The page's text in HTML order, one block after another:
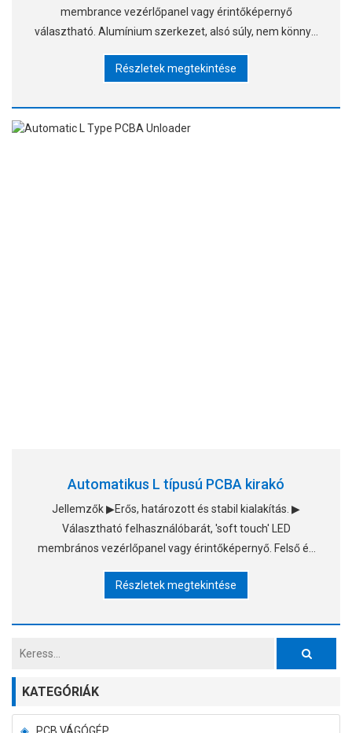
membrance vezérlőpanel vagy érintőképernyő
választható. Alumínium szerkezet, alsó súly, nem könnyű
és precíz fordítás
Részletek megtekintése
Automatikus L típusú PCBA kirakó
Jellemzők ▶Erős, határozott és stabil kialakítás. ▶
Választható felhasználóbarát, 'soft touch' LED
membrános vezérlőpanel vagy érintőképernyő. Felső és
rögzítéséhez. ▶Nincs PCB brea
Részletek megtekintése
KATEGÓRIÁK